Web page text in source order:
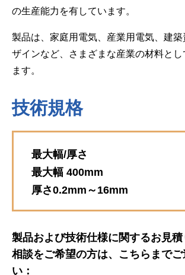
の生産能力を有しています。
製品は、家庭用電気、産業用電気、建
ザインなど、さまざまな産業の材料と
ます。
技術規格
最大幅/厚さ
最大幅 400mm
厚さ0.2mm～16mm
製品および技術仕様に関するお見
相談をご希望の方は、こちらまでご
い：